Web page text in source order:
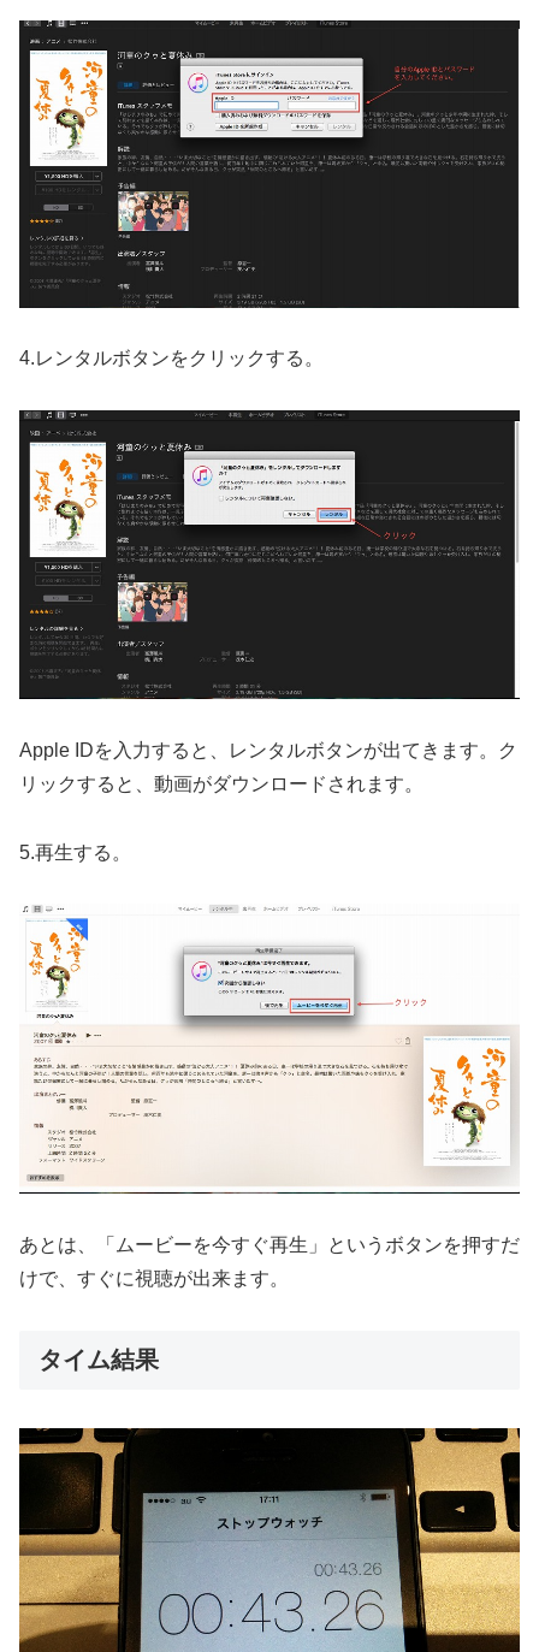
4.レンタルボタンをクリックする。
Apple IDを入力すると、レンタルボタンが出てきます。ク
リックすると、動画がダウンロードされます。
5.再生する。
あとは、「ムービーを今すぐ再生」というボタンを押すだ
けで、すぐに視聴が出来ます。
タイム結果